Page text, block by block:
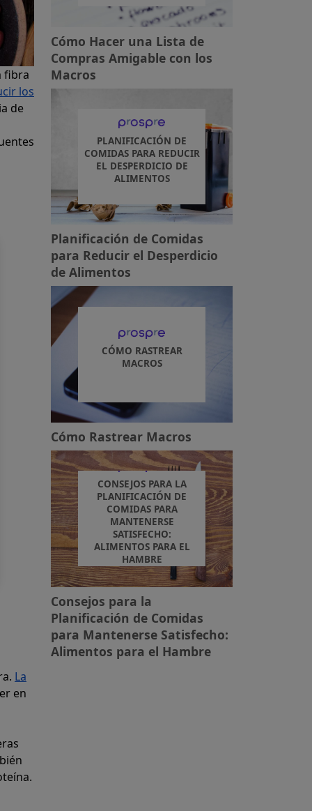
fibra
los
de
La
en
Cómo Hacer una Lista de
Compras Amigable con los
Macros
PLANIFICACIÓN DE
COMIDAS PARA REDUCIR
EL DESPERDICIO DE
ALIMENTOS
Planificación de Comidas
para Reducir el Desperdicio
de Alimentos
CÓMO RASTREAR
MACROS
Cómo Rastrear Macros
CONSEJOS PARA LA
PLANIFICACIÓN DE
COMIDAS PARA
MANTENERSE
SATISFECHO:
ALIMENTOS PARA EL
HAMBRE
Consejos para la
Planificación de Comidas
para Mantenerse Satisfecho:
Alimentos para el Hambre